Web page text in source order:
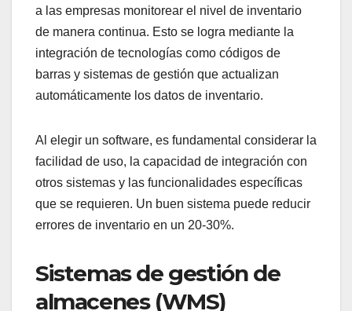
a las empresas monitorear el nivel de inventario
de manera continua. Esto se logra mediante la
integración de tecnologías como códigos de
barras y sistemas de gestión que actualizan
automáticamente los datos de inventario.
Al elegir un software, es fundamental considerar la
facilidad de uso, la capacidad de integración con
otros sistemas y las funcionalidades específicas
que se requieren. Un buen sistema puede reducir
errores de inventario en un 20-30%.
Sistemas de gestión de
almacenes (WMS)